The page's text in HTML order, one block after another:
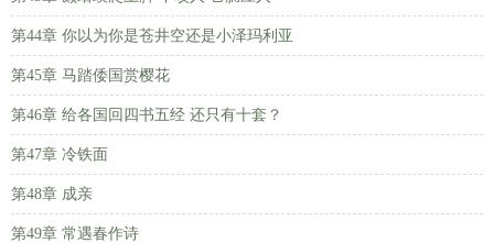
第44章 你以为你是苍井空还是小泽玛利亚
第45章 马踏倭国赏樱花
第46章 给各国回四书五经 还只有十套？
第47章 冷铁面
第48章 成亲
第49章 常遇春作诗